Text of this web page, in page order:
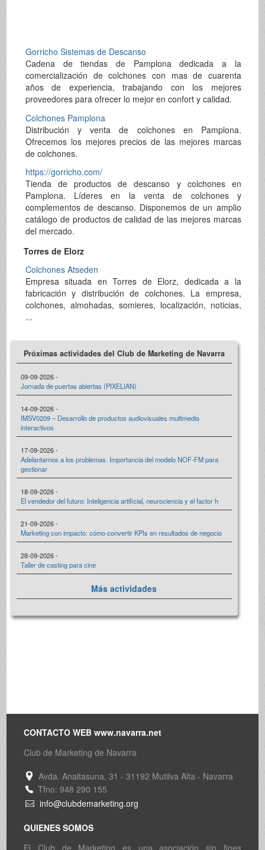
Gorricho Sistemas de Descanso
Cadena de tiendas de Pamplona dedicada a la
comercialización de colchones con mas de cuarenta
años de experiencia, trabajando con los mejores
proveedores para ofrecer lo mejor en confort y calidad.
Colchones Pamplona
Distribución y venta de colchones en Pamplona.
Ofrecemos los mejores precios de las mejores marcas
de colchones.
https://gorricho.com/
Tienda de productos de descanso y colchones en
Pamplona. Líderes en la venta de colchones y
complementos de descanso. Disponemos de un amplio
catálogo de productos de calidad de las mejores marcas
del mercado.
Torres de Elorz
Colchones Atseden
Empresa situada en Torres de Elorz, dedicada a la
fabricación y distribución de colchones. La empresa,
colchones, almohadas, somieres, localización, noticias,
...
Próximas actividades del Club de Marketing de Navarra
09-09-2026 -
Jornada de puertas abiertas (PIXELIAN)
14-09-2026 -
IMSV0209 – Desarrollo de productos audiovisuales multimedia
interactivos
17-09-2026 -
Adelantarnos a los problemas. Importancia del modelo NOF-FM para
gestionar
18-09-2026 -
El vendedor del futuro: Inteligencia artificial, neurociencia y el factor h
21-09-2026 -
Marketing con impacto: cómo convertir KPIs en resultados de negocio
28-09-2026 -
Taller de casting para cine
Más actividades
CONTACTO WEB www.navarra.net
Club de Marketing de Navarra
Avda. Anaitasuna, 31 - 31192 Mutilva Alta - Navarra
Tfno: 948 290 155
info@clubdemarketing.org
QUIENES SOMOS
El Club de Marketing es una asociación sin fines